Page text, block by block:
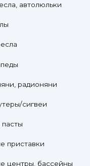
автолюльки
радионяни
сигвеи
приставки
центры, бассейны